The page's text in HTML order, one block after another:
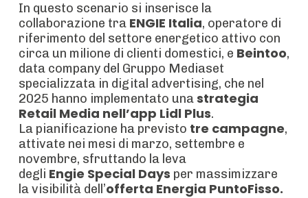
In questo scenario si inserisce la
collaborazione tra ENGIE Italia, operatore di
riferimento del settore energetico attivo con
circa un milione di clienti domestici, e Beintoo,
data company del Gruppo Mediaset
specializzata in digital advertising, che nel
2025 hanno implementato unastrategia
Retail Media nell’app Lidl Plus.
La pianificazione ha previsto tre campagne,
attivate nei mesi di marzo, settembre e
novembre, sfruttando la leva
degli Engie Special Days per massimizzare
la visibilità dell’offerta Energia PuntoFisso.